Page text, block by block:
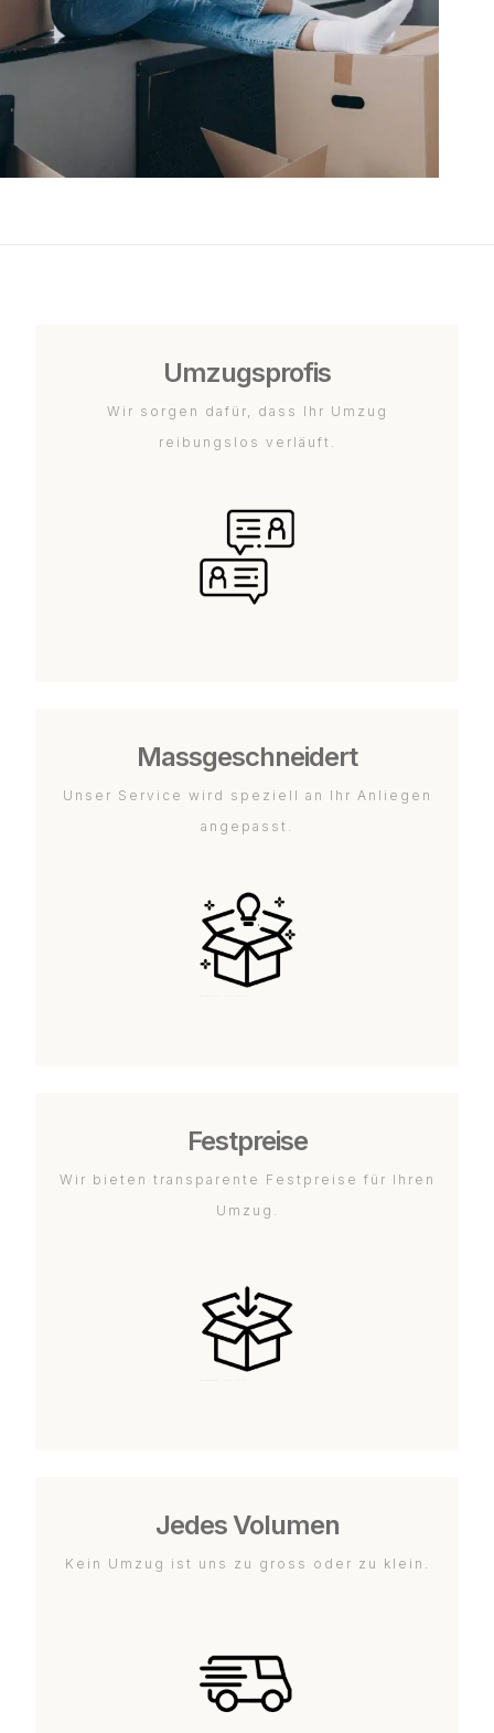
Umzugsprofis
Wir sorgen dafür, dass Ihr Umzug
reibungslos verläuft.
Massgeschneidert
Unser Service wird speziell an Ihr Anliegen
angepasst.
Festpreise
Wir bieten transparente Festpreise für Ihren
Umzug.
Jedes Volumen
Kein Umzug ist uns zu gross oder zu klein.